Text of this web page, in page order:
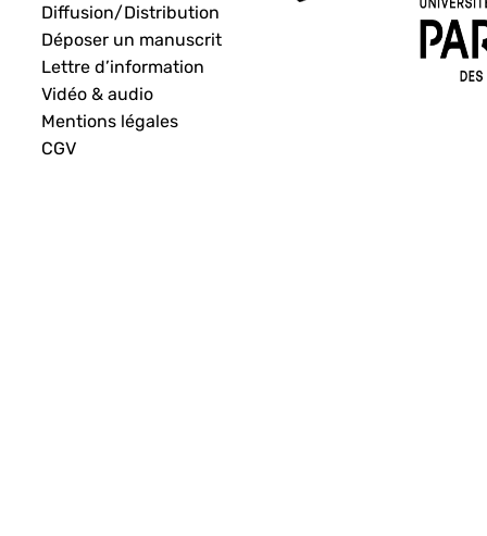
Diffusion/Distribution
Déposer un manuscrit
Lettre d’information
Vidéo & audio
Mentions légales
CGV